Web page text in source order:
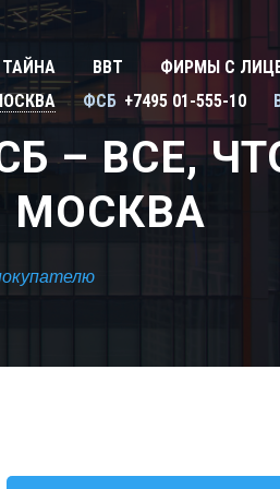
ВВТ ФИРМЫ С
ФСБ +7495 01-555-10
– ВСЕ,
МОСКВА
Ульяновск
Уфа
Х
Я